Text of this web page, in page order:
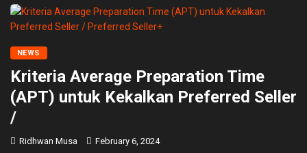
NEWS
Kriteria Average Preparation Time
(APT) untuk Kekalkan Preferred Seller
/
Ridhwan Musa February 6, 2024